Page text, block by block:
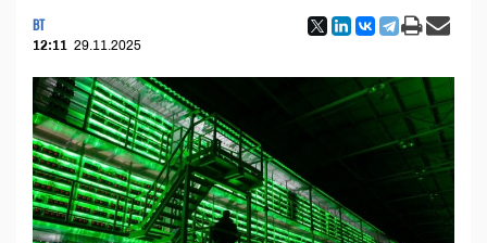
BT
12:11 29.11.2025